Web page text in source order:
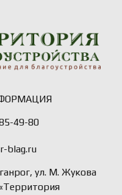
49-80
blag.ru
ул. М. Жукова